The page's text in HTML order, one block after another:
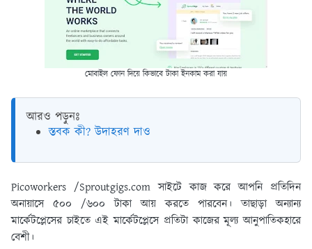
মোবাইল ফোন দিয়ে কিভাবে টাকা ইনকাম করা যায়
আরও পড়ুনঃ
স্তবক কী? উদাহরণ দাও
Picoworkers /Sproutgigs.com সাইটে কাজ করে আপনি প্রতিদিন
অনায়াসে ৫০০ /৬০০ টাকা আয় করতে পারবেন। তাছাড়া অন্যান্য
মার্কেটপ্লেসের চাইতে এই মার্কেটপ্লেসে প্রতিটা কাজের মূল্য আনুপাতিকহারে
বেশী।